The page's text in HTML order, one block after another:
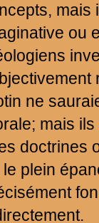
mais
ou
ne
mais
doctrines
le plein